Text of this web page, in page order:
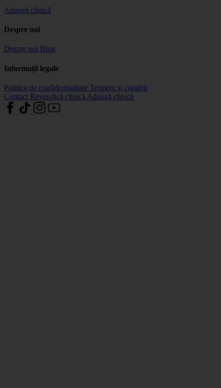
Adaugă clinică
Despre noi
Despre noi Blog
Informații legale
Politica de confidențialitate Termeni și condiții
Contact Revendică clinică Adaugă clinică